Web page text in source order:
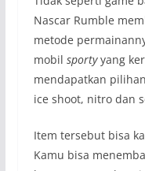
Nascar Rumble
metode
mobil sportyyang
mendapatkan
ice shoot, nitro dan
Item tersebut bisa
Kamu bisa